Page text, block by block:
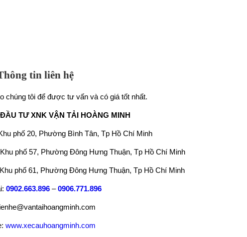
tin liên hệ
chúng tôi để được tư vấn và có giá tốt nhất.
TƯ XNK VẬN TẢI HOÀNG MINH
phố 20, Phường Bình Tân, Tp Hồ Chí Minh
phố 57, Phường Đông Hưng Thuận, Tp Hồ Chí Minh
phố 61, Phường Đông Hưng Thuận, Tp Hồ Chí Minh
0902.663.896–0906.771.896
www.xecauhoangminh.com